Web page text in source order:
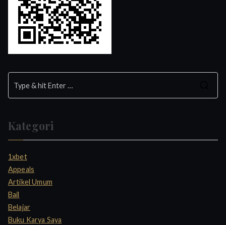
c
Kategori
1xbet
Appeals
Artikel Umum
Bail
Belajar
Buku Karya Saya